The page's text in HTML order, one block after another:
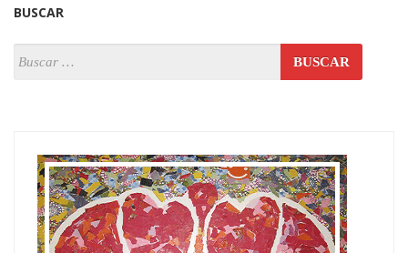
BUSCAR